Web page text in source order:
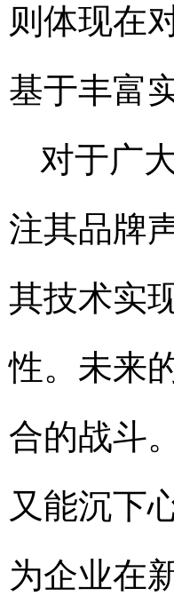
则体现在
基于丰富
对于广
注其品牌
其技术实
性。未来
合的战斗
又能沉下
为企业在